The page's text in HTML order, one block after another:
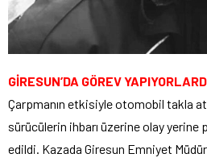
GİRESUN’DA GÖREV
Çarpmanın etkisiyle otomobil takla
sürücülerin ihbarı üzerine olay yerine
edildi. Kazada Giresun Emniyet